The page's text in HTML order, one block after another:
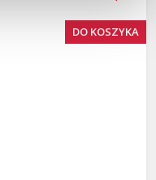
DO KOSZYKA